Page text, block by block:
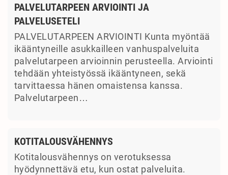
PALVELUTARPEEN ARVIOINTI JA
PALVELUSETELI
PALVELUTARPEEN ARVIOINTI Kunta myöntää
ikääntyneille asukkailleen vanhuspalveluita
palvelutarpeen arvioinnin perusteella. Arviointi
tehdään yhteistyössä ikääntyneen, sekä
tarvittaessa hänen omaistensa kanssa.
Palvelutarpeen…
KOTITALOUSVÄHENNYS
Kotitalousvähennys on verotuksessa
hyödynnettävä etu, kun ostat palveluita.